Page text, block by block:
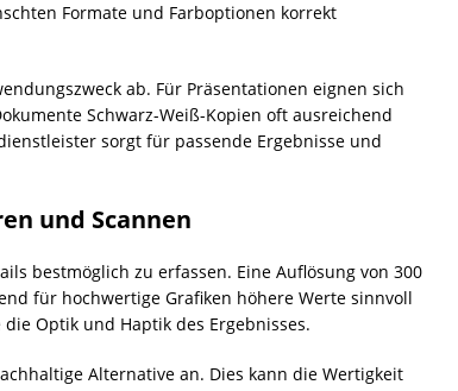
Formate und Farboptionen korrekt
ab. Für Präsentationen eignen sich
Schwarz-Weiß-Kopien oft ausreichend
sorgt für passende Ergebnisse und
und Scannen
bestmöglich zu erfassen. Eine Auflösung von 300
für hochwertige Grafiken höhere Werte sinnvoll
Optik und Haptik des Ergebnisses.
Alternative an. Dies kann die Wertigkeit